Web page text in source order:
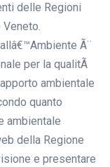
delle Regioni
Veneto.
Ã¨
per la qualitÃ
ambientale
quanto
ambientale
della Regione
e presentare